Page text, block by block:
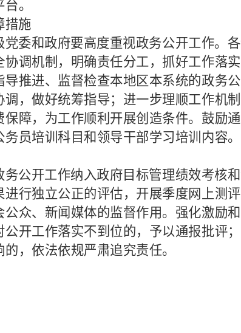
。
措施
党委和政府要高度重视政务公开工作。
调机制，明确责任分工，抓好工作落
推进、监督检查本地区本系统的政务
，做好统筹指导；进一步理顺工作机
障，为工作顺利开展创造条件。鼓励
员培训科目和领导干部学习培训内容
务公开工作纳入政府目标管理绩效考核
行独立公正的评估，开展季度网上测
众、新闻媒体的监督作用。强化激励
开工作落实不到位的，予以通报批评
，依法依规严肃追究责任。